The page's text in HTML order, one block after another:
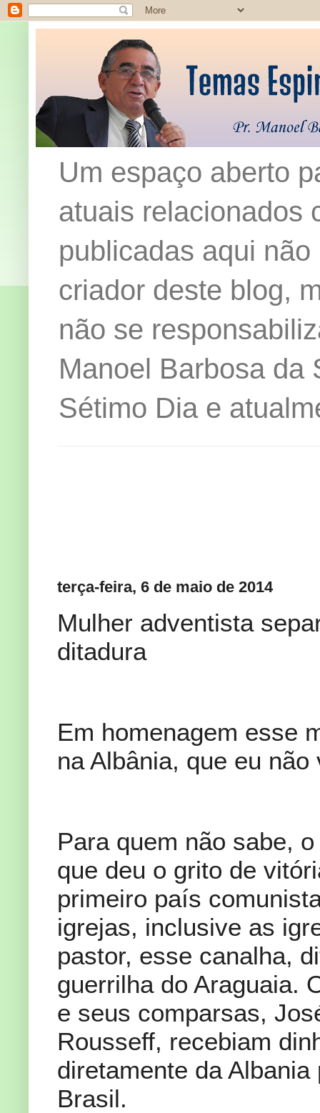
Um espaço aberto
atuais relacionados
publicadas aqui
criador deste blog,
não se
Manoel Barbosa da
Sétimo Dia e
terça-feira, 6 de maio de 2014
Mulher adventista
ditadura
Em homenagem esse
na Albânia, que eu
Para quem não sabe,
que deu o grito de
primeiro país
igrejas, inclusive as
pastor, esse canalha,
guerrilha do Araguaia.
e seus comparsas,
Rousseff, recebiam
diretamente da
Brasil.